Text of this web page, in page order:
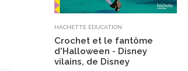
HACHETTE EDUCATION
Crochet et le fantôme
d'Halloween - Disney
vilains, de Disney